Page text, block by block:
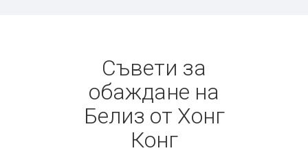
Съвети за
обаждане на
Белиз от Хонг
Конг